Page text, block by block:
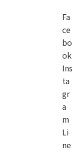
Fa
ce
bo
ok
Ins
ta
gr
a
m
Li
ne